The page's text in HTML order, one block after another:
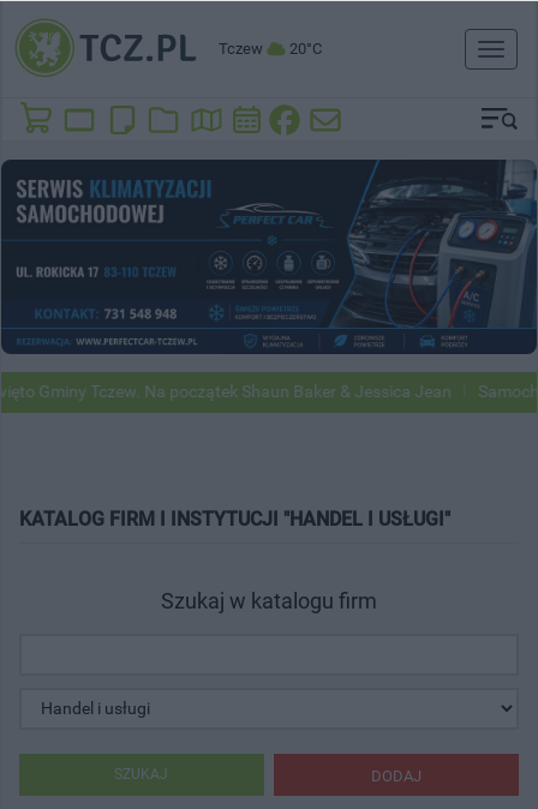
Tczew 20°C
Toggle
Gminy Tczew. Na początek Shaun Baker & Jessica Jean
KATALOG FIRM I INSTYTUCJI "HANDEL I USŁUGI"
Szukaj w katalogu firm
DODAJ
SZUKAJ